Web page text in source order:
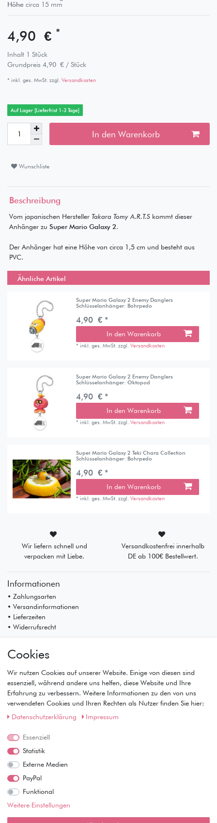
Höhe circa 15 mm
4,90 € *
Inhalt 1 Stück
Grundpreis 4,90 € / Stück
* inkl. ges. MwSt. zzgl. Versandkosten
Auf Lager [Lieferfrist 1-3 Tage]
In den Warenkorb
Wunschliste
Beschreibung
Vom japanischen Hersteller Takara Tomy A.R.T.Skommt dieser
Anhänger zu Super Mario Galaxy 2.
Der Anhänger hat eine Höhe von circa 1,5 cm und besteht aus
PVC.
Ähnliche Artikel
Super Mario Galaxy 2 Enemy Danglers
Schlüsselanhänger: Bohrpedo
4,90 € *
In den Warenkorb
* inkl. ges. MwSt. zzgl.Versandkosten
Super Mario Galaxy 2 Enemy Danglers
Schlüsselanhänger: Oktopod
4,90 € *
In den Warenkorb
* inkl. ges. MwSt. zzgl.Versandkosten
Super Mario Galaxy 2 Teki Chara Collection
Schlüsselanhänger: Bohrpedo
4,90 € *
In den Warenkorb
* inkl. ges. MwSt. zzgl.Versandkosten
Wir liefern schnell und
verpacken mit Liebe.
Versandkostenfrei innerhalb
DE ab 100€ Bestellwert.
Informationen
• Zahlungsarten
• Versandinformationen
• Lieferzeiten
• Widerrufsrecht
• Registrierung
• Warenkorb
• Kasse
• Wunschliste
Service
• Datenschutz
• AGB
Wie läuft der Versand ab?
Kann ich meine Bestellung abholen?
Ist die Ware neuverpackt?
Cookies
Wir nutzen Cookies auf unserer Website. Einige von diesen sind
essenziell, während andere uns helfen, diese Website und Ihre
Erfahrung zu verbessern. Weitere Informationen zu den von uns
verwendeten Cookies und Ihren Rechten als Nutzer finden Sie hier:
Daten­schutz­erklärung
Impressum
Essenziell
Statistik
Externe Medien
PayPal
Funktional
Weitere Einstellungen